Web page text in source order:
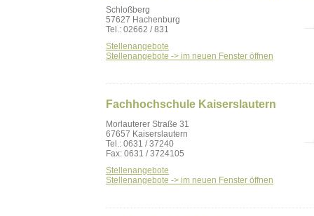
Schloßberg
57627 Hachenburg
Tel.: 02662 / 831
Stellenangebote
Stellenangebote -> im neuen Fenster öffnen
Fachhochschule Kaiserslautern
Morlauterer Straße 31
67657 Kaiserslautern
Tel.: 0631 / 37240
Fax: 0631 / 3724105
Stellenangebote
Stellenangebote -> im neuen Fenster öffnen